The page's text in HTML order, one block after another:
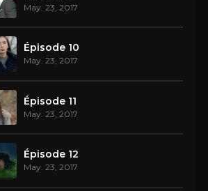
May. 23, 2017
Épisode 10
May. 23, 2017
Épisode 11
May. 23, 2017
Épisode 12
May. 23, 2017